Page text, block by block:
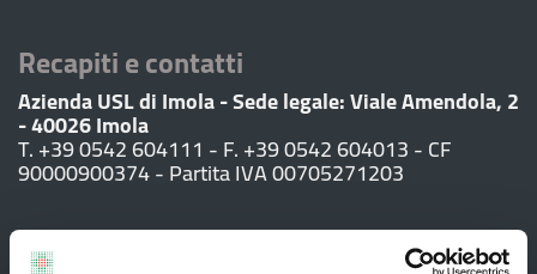
Recapiti e contatti
Azienda USL di Imola - Sede legale: Viale Amendola, 2
- 40026 Imola
T. +39 0542 604111 - F. +39 0542 604013 - CF
90000900374 - Partita IVA 00705271203